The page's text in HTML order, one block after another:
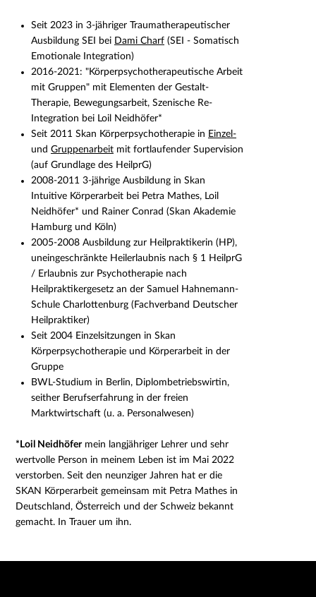
Seit 2023 in 3-jähriger Traumatherapeutischer
Ausbildung SEI bei Dami Charf (SEI - Somatisch
Emotionale Integration)
2016-2021: "Körperpsychotherapeutische Arbeit
mit Gruppen" mit Elementen der Gestalt-
Therapie, Bewegungsarbeit, Szenische Re-
Integration bei Loil Neidhöfer*
Seit 2011 Skan Körperpsychotherapie in Einzel-
und Gruppenarbeit mit fortlaufender Supervision
(auf Grundlage des HeilprG)
2008-2011 3-jährige Ausbildung in Skan
Intuitive Körperarbeit bei Petra Mathes, Loil
Neidhöfer* und Rainer Conrad (Skan Akademie
Hamburg und Köln)
2005-2008 Ausbildung zur Heilpraktikerin (HP),
uneingeschränkte Heilerlaubnis nach § 1 HeilprG
/ Erlaubnis zur Psychotherapie nach
Heilpraktikergesetz an der Samuel Hahnemann-
Schule Charlottenburg (Fachverband Deutscher
Heilpraktiker)
Seit 2004 Einzelsitzungen in Skan
Körperpsychotherapie und Körperarbeit in der
Gruppe
BWL-Studium in Berlin, Diplombetriebswirtin,
seither Berufserfahrung in der freien
Marktwirtschaft (u. a. Personalwesen)
*Loil Neidhöfermein langjähriger Lehrer und sehr
wertvolle Person in meinem Leben ist im Mai 2022
verstorben. Seit den neunziger Jahren hat er die
SKAN Körperarbeit gemeinsam mit Petra Mathes in
Deutschland, Österreich und der Schweiz bekannt
gemacht.
In Trauer um ihn.